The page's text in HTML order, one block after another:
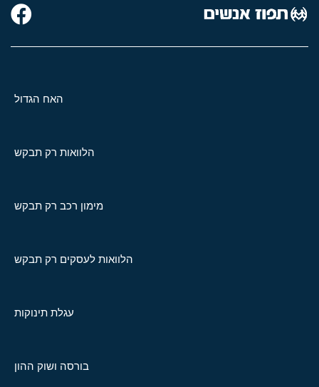
האח הגדול
הלוואות רק תבקש
מימון רכב רק תבקש
הלוואות לעסקים רק תבקש
עגלת תינוקות
בורסה ושוק ההון